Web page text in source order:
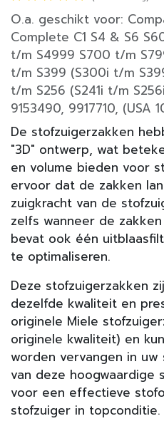
O.a. geschikt voor:
Complete C1 S4 & S6
t/m S4999 S700 t/m
t/m S399 (S300i t/m
t/m S256 (S241i t/m
9153490, 9917710, (USA
De stofzuigerzakken
"3D" ontwerp, wat
en volume bieden voor
ervoor dat de zakken
zuigkracht van de
zelfs wanneer de
bevat ook één
te optimaliseren.
Deze stofzuigerzakken
dezelfde kwaliteit en
originele Miele
originele kwaliteit) en
worden vervangen in
van deze hoogwaardige
voor een effectieve
stofzuiger in topconditie.